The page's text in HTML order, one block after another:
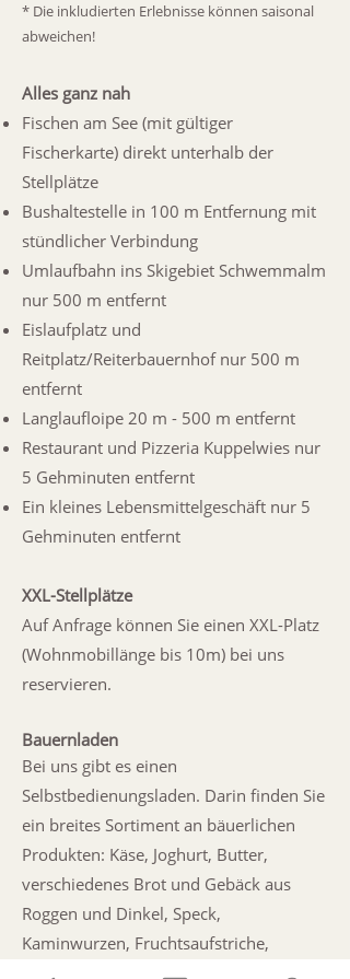
* Die inkludierten Erlebnisse können saisonal
abweichen!
Alles ganz nah
Fischen am See (mit gültiger
Fischerkarte) direkt unterhalb der
Stellplätze
Bushaltestelle in 100 m Entfernung mit
stündlicher Verbindung
Umlaufbahn ins Skigebiet Schwemmalm
nur 500 m entfernt
Eislaufplatz und
Reitplatz/Reiterbauernhof nur 500 m
entfernt
Langlaufloipe 20 m - 500 m entfernt
Restaurant und Pizzeria Kuppelwies nur
5 Gehminuten entfernt
Ein kleines Lebensmittelgeschäft nur 5
Gehminuten entfernt
XXL-Stellplätze
Auf Anfrage können Sie einen XXL-Platz
(Wohnmobillänge bis 10m) bei uns
reservieren.
Bauernladen
Bei uns gibt es einen
Selbstbedienungsladen. Darin finden Sie
ein breites Sortiment an bäuerlichen
Produkten: Käse, Joghurt, Butter,
verschiedenes Brot und Gebäck aus
Roggen und Dinkel, Speck,
Kaminwurzen, Fruchtsaufstriche,
Gemüse, Tees und vieles mehr. Zudem